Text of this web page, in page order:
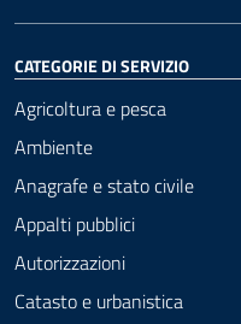
CATEGORIE DI SERVIZIO
Agricoltura e pesca
Ambiente
Anagrafe e stato civile
Appalti pubblici
Autorizzazioni
Catasto e urbanistica